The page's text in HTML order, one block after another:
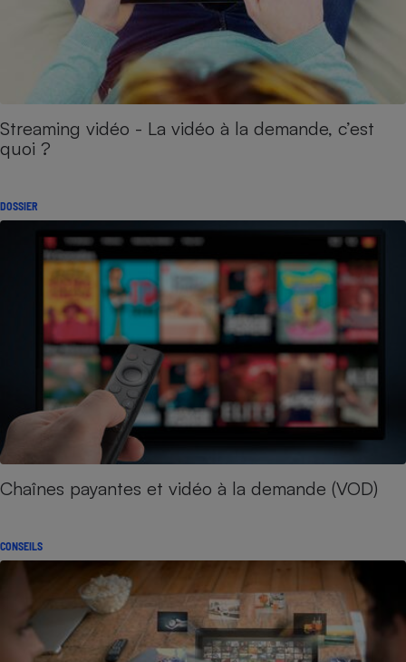
Streaming vidéo - La vidéo à la demande, c’est
quoi ?
DOSSIER
Chaînes payantes et vidéo à la demande (VOD)
CONSEILS